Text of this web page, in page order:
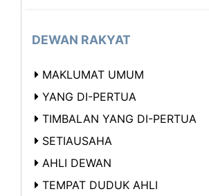
DEWAN RAKYAT
MAKLUMAT UMUM
YANG DI-PERTUA
TIMBALAN YANG DI-PERTUA
SETIAUSAHA
AHLI DEWAN
TEMPAT DUDUK AHLI